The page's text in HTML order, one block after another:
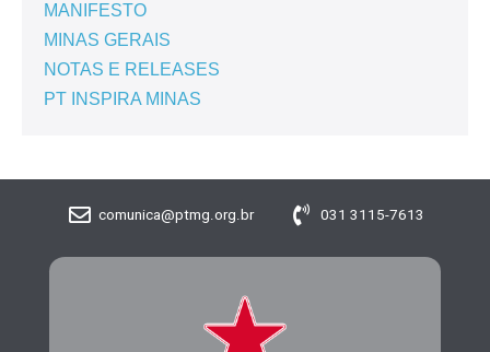
MANIFESTO
MINAS GERAIS
NOTAS E RELEASES
PT INSPIRA MINAS
comunica@ptmg.org.br 031 3115-7613